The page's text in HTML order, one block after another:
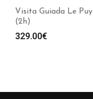
Visita Guiada Le Puy
(2h)
329.00€